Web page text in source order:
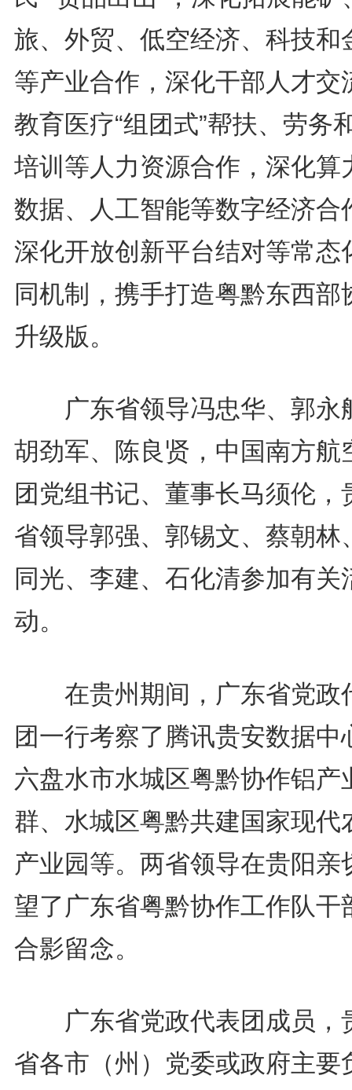
旅、外贸、低空经济、科技和
等产业合作，深化干部人才交
教育医疗“组团式”帮扶、劳务
培训等人力资源合作，深化算
数据、人工智能等数字经济合
深化开放创新平台结对等常态
同机制，携手打造粤黔东西部
升级版。
广东省领导冯忠华、郭永
胡劲军、陈良贤，中国南方航
团党组书记、董事长马须伦，
省领导郭强、郭锡文、蔡朝林
同光、李建、石化清参加有关
动。
在贵州期间，广东省党政
团一行考察了腾讯贵安数据中
六盘水市水城区粤黔协作铝产
群、水城区粤黔共建国家现代
产业园等。两省领导在贵阳亲
望了广东省粤黔协作工作队干
合影留念。
广东省党政代表团成员，
省各市（州）党委或政府主要